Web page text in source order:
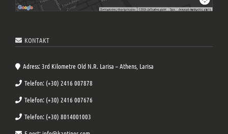
KΟΝΤΑΚΤ
Adress: 3rd Kilometre Old N.R. Larisa – Athens, Larisa
Telefon: (+30) 2416 007878
Telefon: (+30) 2416 007676
Telefon: (+30) 8014001003